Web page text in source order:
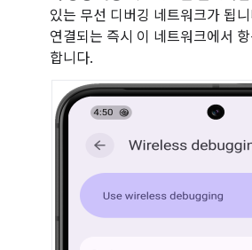
있는 무선 디버깅 네트워크가 됩
연결되는 즉시 이 네트워크에서
합니다.